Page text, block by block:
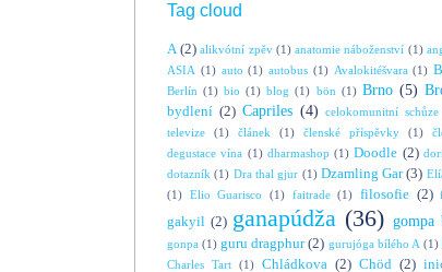
Tag cloud
A (2) alikvótní zpěv (1) anatomie náboženství (1)
ASIA (1) auto (1) autobus (1) Avalokitéšvara (1)
Berlín (1) bio (1) blog (1) bön (1) Brno (5)
bydlení (2) Capriles (4) celokomunitní schůze
televize
(1) článek (1) členské příspěvky (1)
degustace vína (1) dharmashop (1) Doodle (2)
dotazník (1) Dra thal gjur (1) Dzamling Gar (3)
(1) Elio Guarisco (1) faitrade (1) filosofie (2)
gakyil (2) ganapúdža (36) gompa
gonpa (1) guru dragphur (2) gurujóga bílého A (1)
Charles Tart (1) Chládkova (2) Chöd (2)